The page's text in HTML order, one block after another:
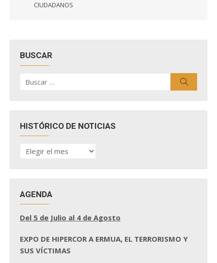
CIUDADANOS
BUSCAR
por:
HISTÓRICO DE NOTICIAS
HISTÓRICO
DE
AGENDA
Del 5 de Julio al 4 de Agosto
EXPO DE HIPERCOR A ERMUA, EL TERRORISMO Y
SUS VÍCTIMAS